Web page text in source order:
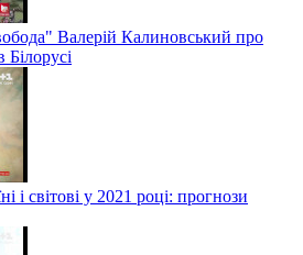
Валерій Калиновський про
і світові у 2021 році: прогнози